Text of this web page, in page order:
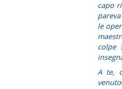
capo
le
colpe
A te,
venuto